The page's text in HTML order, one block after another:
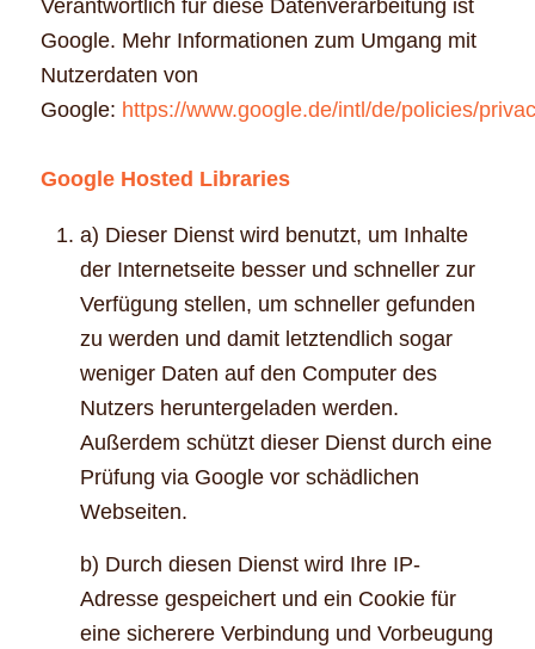
Verantwortlich für diese Datenverarbeitung ist
Google. Mehr Informationen zum Umgang mit
Nutzerdaten von
Google: https://www.google.de/intl/de/policies/
Google Hosted Libraries
a) Dieser Dienst wird benutzt, um Inhalte
der Internetseite besser und schneller zur
Verfügung stellen, um schneller gefunden
zu werden und damit letztendlich sogar
weniger Daten auf den Computer des
Nutzers heruntergeladen werden.
Außerdem schützt dieser Dienst durch eine
Prüfung via Google vor schädlichen
Webseiten.
b) Durch diesen Dienst wird Ihre IP-
Adresse gespeichert und ein Cookie für
eine sicherere Verbindung und Vorbeugung